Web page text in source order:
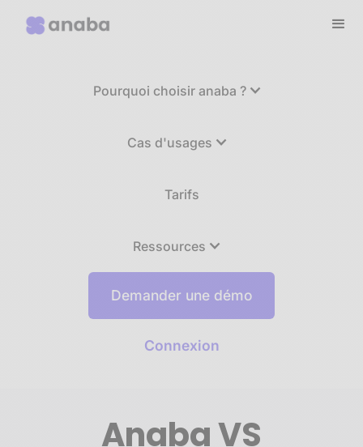
Pourquoi choisir anaba ?
Cas d'usages
Tarifs
Ressources
Demander une démo
Connexion
Anaba VS